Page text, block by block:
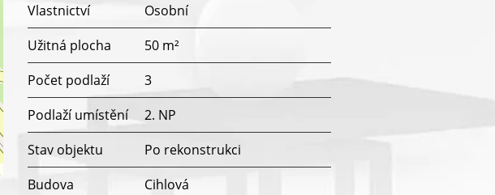
Vlastnictví
Osobní
Užitná plocha
50 m²
Počet podlaží
3
Podlaží umístění
2. NP
Stav objektu
Po rekonstrukci
Budova
Cihlová